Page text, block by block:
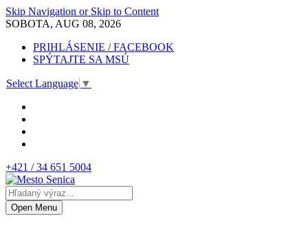
Skip Navigation or Skip to Content
SOBOTA, AUG 08, 2026
PRIHLÁSENIE / FACEBOOK
SPÝTAJTE SA MSÚ
Select Language ▼
+421 / 34 651 5004
Open Menu